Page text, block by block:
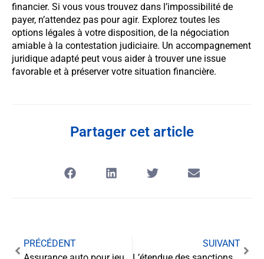
financier. Si vous vous trouvez dans l’impossibilité de
payer, n’attendez pas pour agir. Explorez toutes les
options légales à votre disposition, de la négociation
amiable à la contestation judiciaire. Un accompagnement
juridique adapté peut vous aider à trouver une issue
favorable et à préserver votre situation financière.
Partager cet article
PRÉCÉDENT
SUIVANT